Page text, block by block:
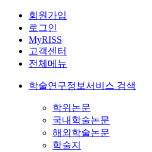
회원가입
로그인
MyRISS
고객센터
전체메뉴
학술연구정보서비스 검색
학위논문
국내학술논문
해외학술논문
학술지